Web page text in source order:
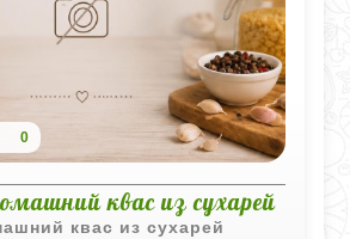
0
квас из сухарей
квас из сухарей